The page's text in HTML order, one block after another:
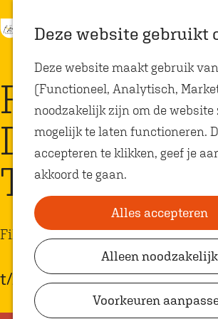
Deze website gebruikt
Deze website maakt gebruik
(Functioneel, Analytisch,
noodzakelijk zijn om de website
mogelijk te laten functioneren.
accepteren te klikken, geef je
akkoord te gaan.
Alles accepteren
Alleen noodzakelijk
Voorkeuren
n
a
a
r
d
o
e
K
a
r
t
Z
e
k
e
n
e
n
u
Plan je bezoek
VVV Shop
VVV
Film | Los
Domingos
Theater de
Film
t/m 4 juni